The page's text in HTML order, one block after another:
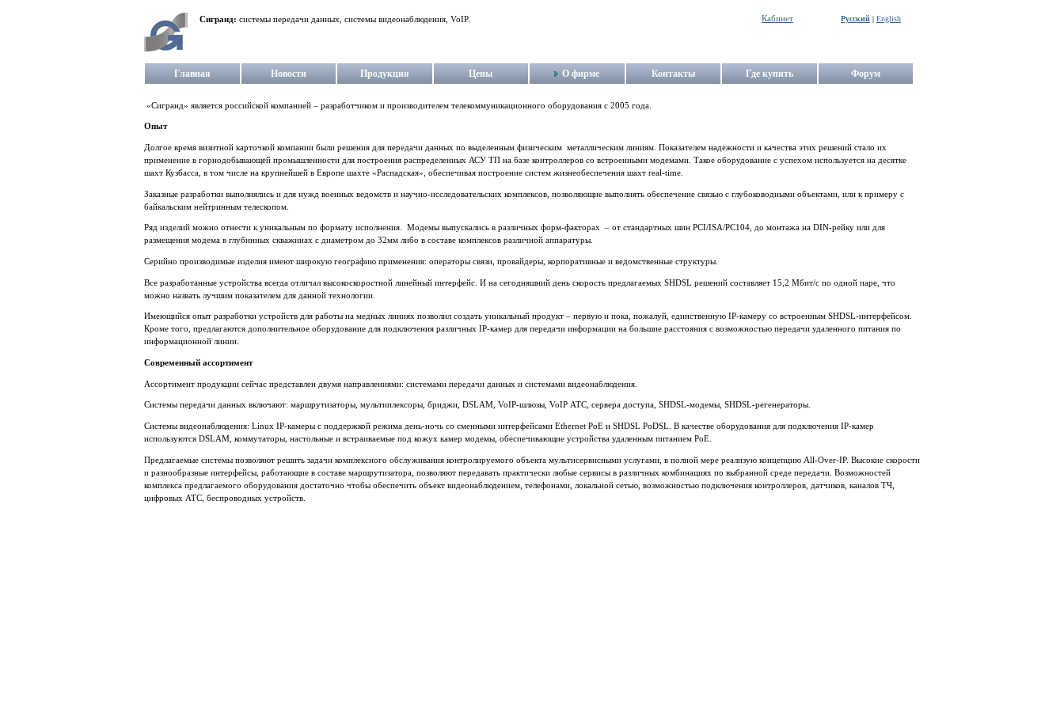
Сигранд: системы передачи данных, системы видеонаблюдения, VoIP. Кабинет Русский | English
Главная Новости Продукция Цены О фирме Контакты Где купить Форум
«Сигранд» является российской компанией – разработчиком и производителем телекоммуникационного оборудования c 2005 года.
Опыт
Долгое время визитной карточкой компании были решения для передачи данных по выделенным физическим металлическим линиям. Показателем надежности и качества этих решений стало их
применение в горнодобывающей промышленности для построения распределенных АСУ ТП на базе контроллеров со встроенными модемами. Такое оборудование с успехом используется на десятке
шахт Кузбасса, в том числе на крупнейшей в Европе шахте «Распадская», обеспечивая построение систем жизнеобеспечения шахт real-time.
Заказные разработки выполнялись и для нужд военных ведомств и научно-исследовательских комплексов, позволяющие выполнять обеспечение связью с глубоководными объектами, или к примеру с
байкальским нейтринным телескопом.
Ряд изделий можно отнести к уникальным по формату исполнения. Модемы выпускались в различных форм-факторах – от стандартных шин PCI/ISA/PC104, до монтажа на DIN-рейку или для
размещения модема в глубинных скважинах с диаметром до 32мм либо в составе комплексов различной аппаратуры.
Серийно производимые изделия имеют широкую географию применения: операторы связи, провайдеры, корпоративные и ведомственные структуры.
Все разработанные устройства всегда отличал высокоскоростной линейный интерфейс. И на сегодняшний день скорость предлагаемых SHDSL решений составляет 15,2 Мбит/c по одной паре, что
можно назвать лучшим показателем для данной технологии.
Имеющийся опыт разработки устройств для работы на медных линиях позволил создать уникальный продукт – первую и пока, пожалуй, единственную IP-камеру со встроенным SHDSL-интерфейсом.
Кроме того, предлагаются дополнительное оборудование для подключения различных IP-камер для передачи информации на большие расстояния с возможностью передачи удаленного питания по
информационной линии.
Современный ассортимент
Ассортимент продукции сейчас представлен двумя направлениями: системами передачи данных и системами видеонаблюдения.
Системы передачи данных включают: маршрутизаторы, мультиплексоры, бриджи, DSLAM, VoIP-шлюзы, VoIP АТС, сервера доступа, SHDSL-модемы, SHDSL-регенераторы.
Системы видеонаблюдения: Linux IP-камеры с поддержкой режима день-ночь со сменными интерфейсами Ethernet PoE и SHDSL PoDSL. В качестве оборудования для подключения IP-камер
используются DSLAM, коммутаторы, настольные и встраиваемые под кожух камер модемы, обеспечивающие устройства удаленным питанием PoE.
Предлагаемые системы позволяют решить задачи комплексного обслуживания контролируемого объекта мультисервисными услугами, в полной мере реализую концепцию All-Over-IP. Высокие скорости
и разнообразные интерфейсы, работающие в составе маршрутизатора, позволяют передавать практически любые сервисы в различных комбинациях по выбранной среде передачи. Возможностей
комплекса предлагаемого оборудования достаточно чтобы обеспечить объект видеонаблюдением, телефонами, локальной сетью, возможностью подключения контроллеров, датчиков, каналов ТЧ,
цифровых АТС, беспроводных устройств.